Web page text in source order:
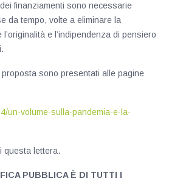
finanziamenti sono necessarie
da tempo, volte a eliminare la
e l’indipendenza di pensiero
sono presentati alle pagine
un-volume-sulla-pandemia-e-la-
questa lettera.
PUBBLICA È DI TUTTI I